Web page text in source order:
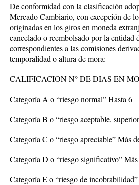
De conformidad con la clasificación
Mercado Cambiario, con excepción de
originadas en los giros en moneda
cancelado o reembolsado por la
correspondientes a las comisiones
temporalidad o altura de mora:
CALIFICACION N° DE DIAS EN
Categoría A o “riesgo normal” Hasta 6
Categoría B o “riesgo aceptable,
Categoría C o “riesgo apreciable” Más
Categoría D o “riesgo significativo”
Categoría E o “riesgo de